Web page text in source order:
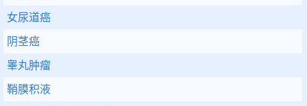
女尿道癌
阴茎癌
睾丸肿瘤
鞘膜积液